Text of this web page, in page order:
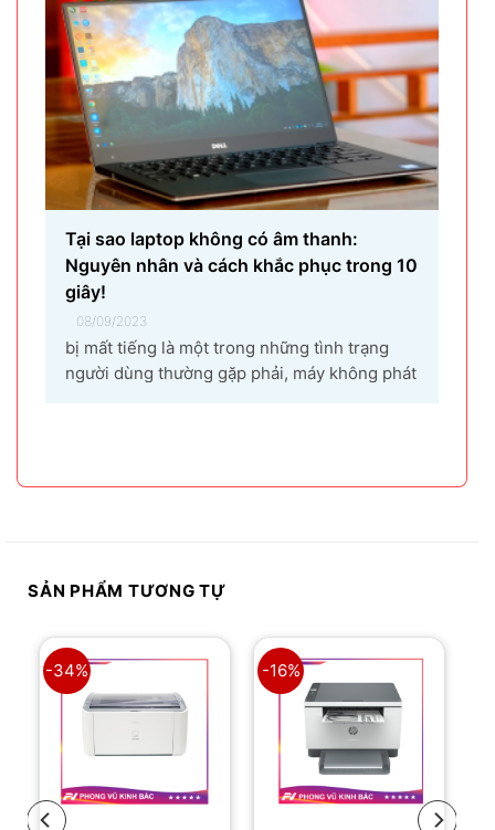
Tại sao laptop không có âm thanh:
Nguyên nhân và cách khắc phục trong 10
giây!
08/09/2023
bị mất tiếng là một trong những tình trạng
người dùng thường gặp phải, máy không phát
SẢN PHẨM TƯƠNG TỰ
-34% -16%